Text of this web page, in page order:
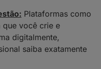
Plataformas como
que você crie e
digitalmente,
saiba exatamente